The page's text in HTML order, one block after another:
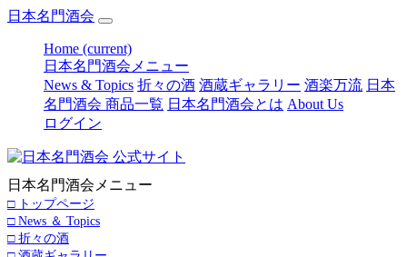
日本名門酒会
Home (current)
日本名門酒会メニュー
News & Topics 折々の酒 酒蔵ギャラリー 酒楽万流 日本
名門酒会 商品一覧 日本名門酒会とは About Us
ログイン
日本名門酒会メニュー
□ トップページ
□ News ＆ Topics
□ 折々の酒